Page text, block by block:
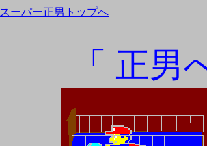
スーパー正男トップへ
「 正男